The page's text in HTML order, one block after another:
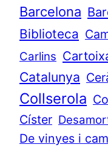
Barcelona
Biblioteca
Carlins
Catalunya
Collserola
Císter
De vinyes i